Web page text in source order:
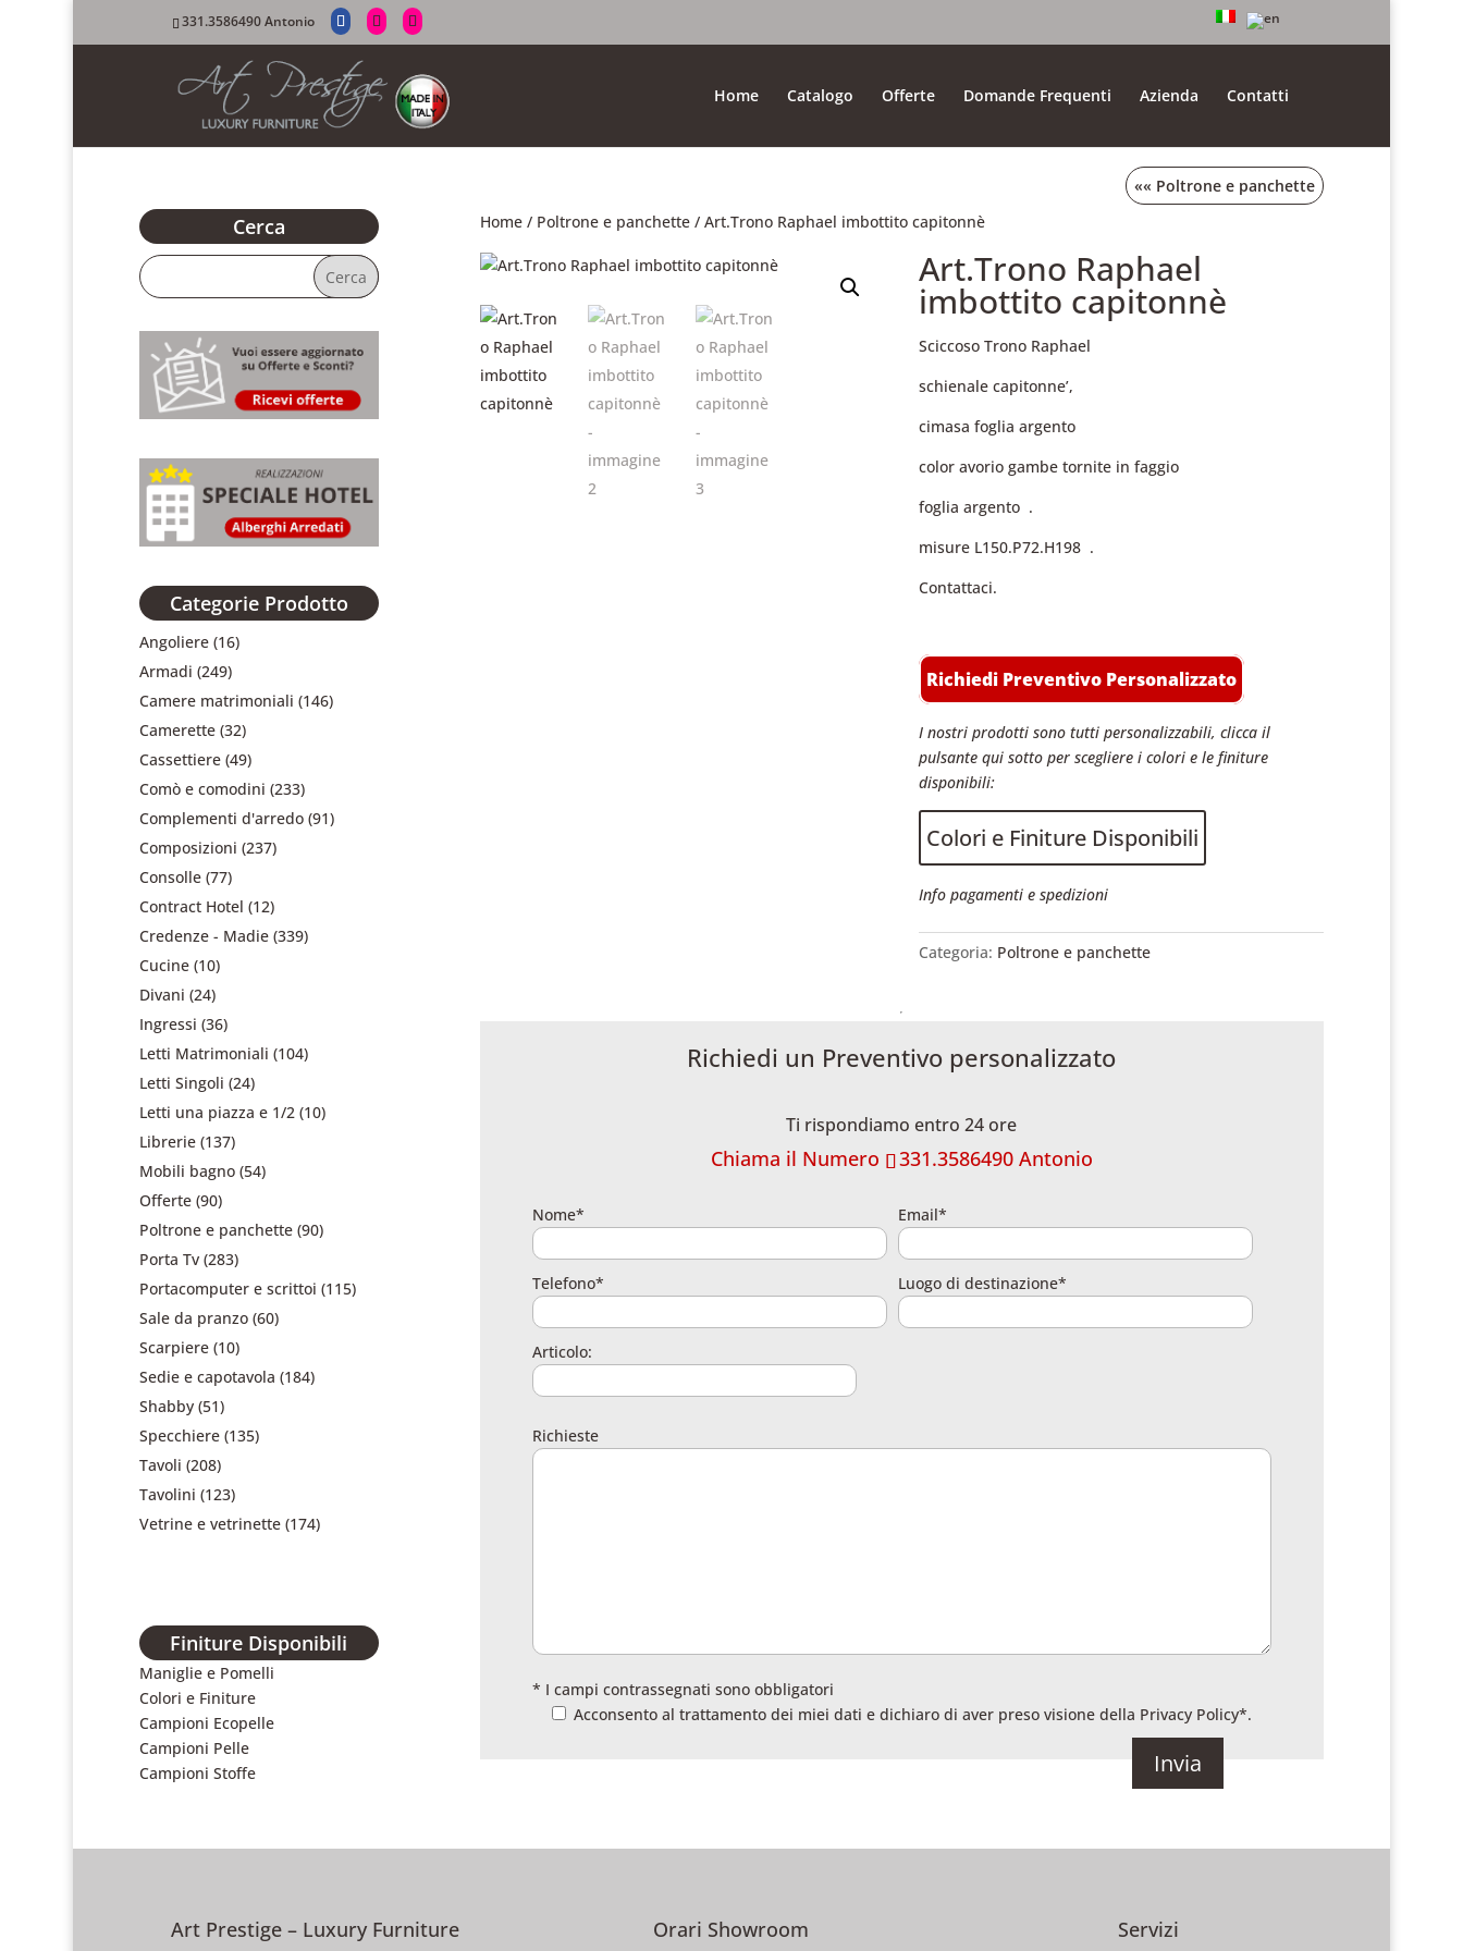
331.3586490 Antonio
Home Catalogo Offerte Domande Frequenti Azienda Contatti
Home/ Poltrone e panchette/ Art.Trono Raphael imbottito capitonnè
«« Poltrone e panchette
Art.Trono Raphael
imbottito capitonnè
Sciccoso Trono Raphael
schienale capitonne’,
cimasa foglia argento
color avorio gambe tornite in faggio
foglia argento .
misure L150.P72.H198 .
Contattaci.
Richiedi Preventivo Personalizzato
I nostri prodotti sono tutti personalizzabili, clicca il
pulsante qui sotto per scegliere i colori e le finiture
disponibili:
Colori e Finiture Disponibili
Info pagamenti e spedizioni
Categoria: Poltrone e panchette
Richiedi un Preventivo personalizzato
Ti rispondiamo entro 24 ore
Chiama il Numero 331.3586490 Antonio
Nome* Email*
Telefono* Luogo di destinazione*
Articolo:
Richieste
* I campi contrassegnati sono obbligatori
Acconsento al trattamento dei miei dati e dichiaro di aver preso visione della Privacy Policy*.
Cerca
Categorie Prodotto
Angoliere (16)
Armadi (249)
Camere matrimoniali (146)
Camerette (32)
Cassettiere (49)
Comò e comodini (233)
Complementi d'arredo (91)
Composizioni (237)
Consolle (77)
Contract Hotel (12)
Credenze - Madie (339)
Cucine (10)
Divani (24)
Ingressi (36)
Letti Matrimoniali (104)
Letti Singoli (24)
Letti una piazza e 1/2 (10)
Librerie (137)
Mobili bagno (54)
Offerte (90)
Poltrone e panchette (90)
Porta Tv (283)
Portacomputer e scrittoi (115)
Sale da pranzo (60)
Scarpiere (10)
Sedie e capotavola (184)
Shabby (51)
Specchiere (135)
Tavoli (208)
Tavolini (123)
Vetrine e vetrinette (174)
Finiture Disponibili
Maniglie e Pomelli
Colori e Finiture
Campioni Ecopelle
Campioni Pelle
Campioni Stoffe
Art Prestige – Luxury Furniture Orari Showroom Servizi